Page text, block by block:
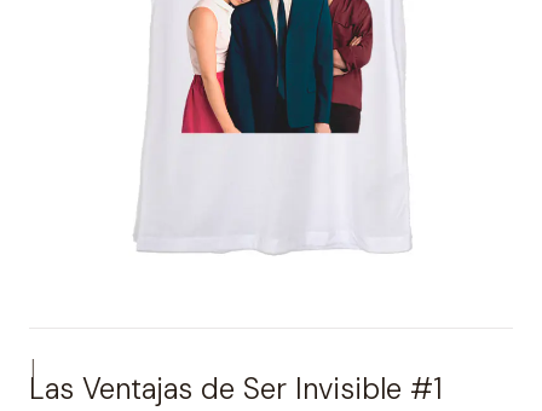
|
Las Ventajas de Ser Invisible #1